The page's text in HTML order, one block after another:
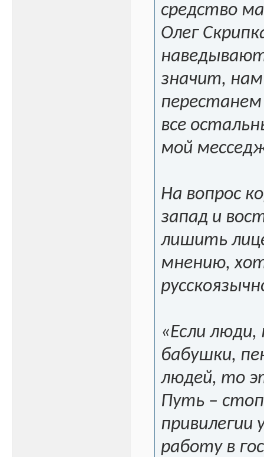
средство
Олег
значит,
все
мой
На вопрос
запад и
лишить
мнению,
«Если люди,
бабушки,
людей, то
Путь –
привилегии
работу в